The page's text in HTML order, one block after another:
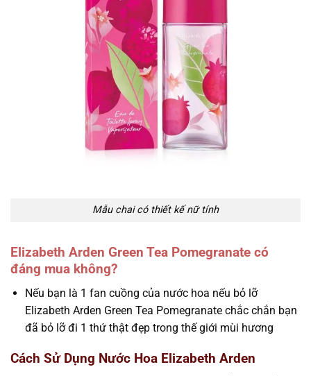
Mẫu chai có thiết kế nữ tính
Elizabeth Arden Green Tea Pomegranate có
đáng mua không?
Nếu bạn là 1 fan cuồng của nước hoa nếu bỏ lỡ
Elizabeth Arden Green Tea Pomegranate chắc chắn bạn
đã bỏ lỡ đi 1 thứ thật đẹp trong thế giới mùi hương
Cách Sử Dụng Nước Hoa Elizabeth Arden